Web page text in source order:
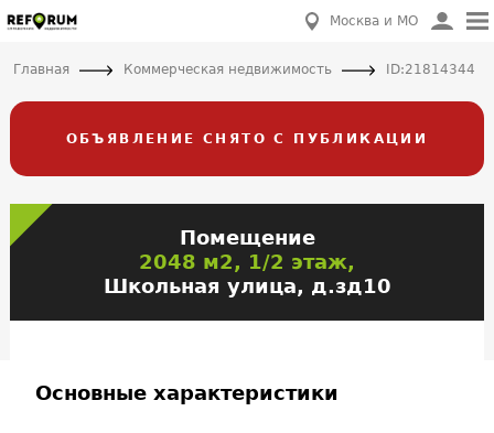
Москва и МО
Главная Коммерческая недвижимость ID:21814344
ОБЪЯВЛЕНИЕ СНЯТО С ПУБЛИКАЦИИ
Помещение
2048 м2, 1/2 этаж,
Школьная улица, д.зд10
Основные характеристики